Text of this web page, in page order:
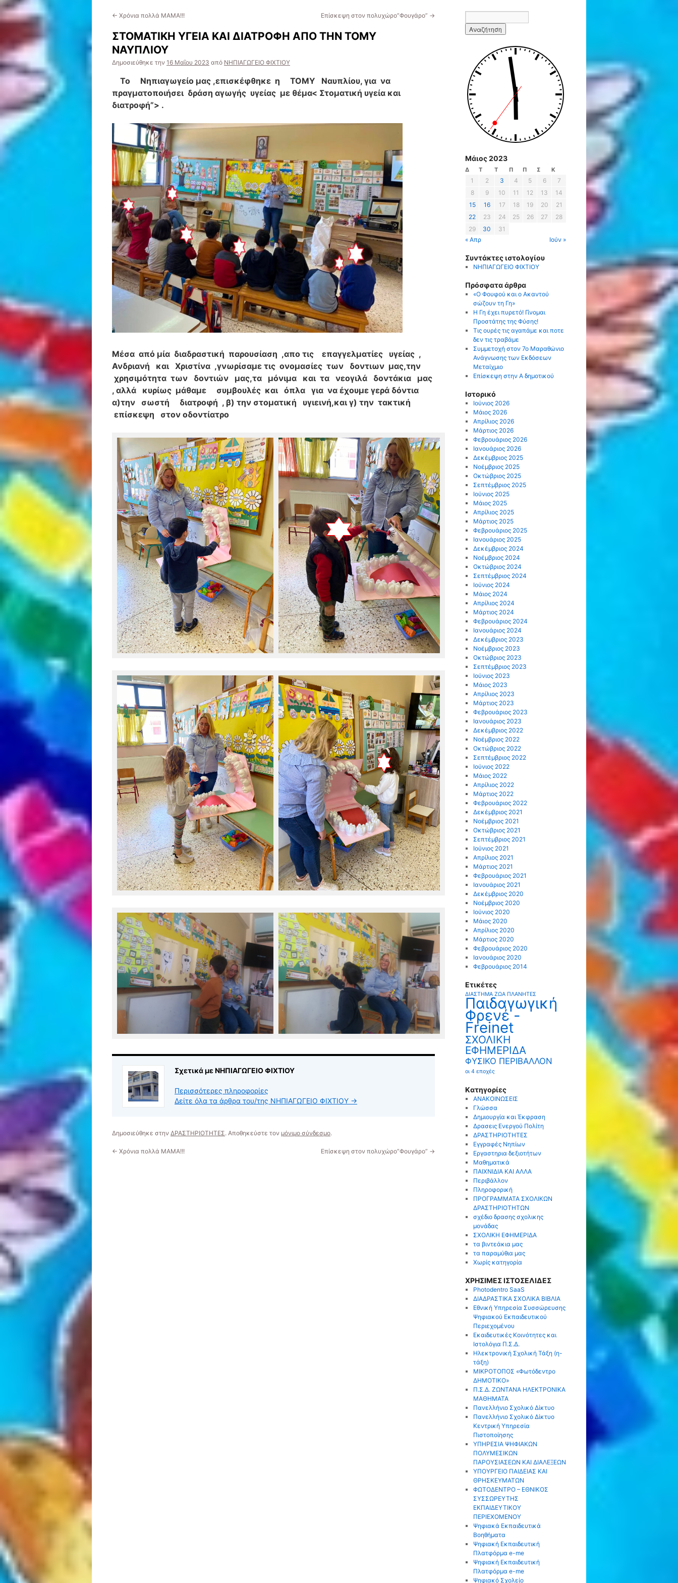
← Χρόνια πολλά ΜΑΜΑ!!! Επίσκεψη στον πολυχώρο”Φουγάρο” →
ΣΤΟΜΑΤΙΚΗ ΥΓΕΙΑ ΚΑΙ ΔΙΑΤΡΟΦΗ ΑΠΟ ΤΗΝ ΤΟΜΥ
ΝΑΥΠΛΙΟΥ
Δημοσιεύθηκε την 16 Μαΐου 2023 από ΝΗΠΙΑΓΩΓΕΙΟ ΦΙΧΤΙΟΥ
Το Νηπιαγωγείο μας ,επισκέφθηκε η ΤΟΜΥ Ναυπλίου, για να
πραγματοποιήσει δράση αγωγής υγείας με θέμα< Στοματική υγεία και
διατροφή”> .
Μέσα από μία διαδραστική παρουσίαση ,απο τις επαγγελματίες υγείας ,
Ανδριανή και Χριστίνα ,γνωρίσαμε τις ονομασίες των δοντιων μας,την
χρησιμότητα των δοντιών μας,τα μόνιμα και τα νεογιλά δοντάκια μας
, αλλά κυρίως μάθαμε συμβουλές και όπλα για να έχουμε γερά δόντια
α)την σωστή διατροφή , β) την στοματική υγιεινή,και γ) την τακτική
επίσκεψη στον οδοντίατρο
Σχετικά με ΝΗΠΙΑΓΩΓΕΙΟ ΦΙΧΤΙΟΥ
Περισσότερες πληροφορίες
Δείτε όλα τα άρθρα του/της ΝΗΠΙΑΓΩΓΕΙΟ ΦΙΧΤΙΟΥ →
Δημοσιεύθηκε στην ΔΡΑΣΤΗΡΙΟΤΗΤΕΣ. Αποθηκεύστε τον μόνιμο σύνδεσμο.
← Χρόνια πολλά ΜΑΜΑ!!! Επίσκεψη στον πολυχώρο”Φουγάρο” →
Μάιος 2023
Δ Τ Τ Π Π Σ Κ
1 2 3 4 5 6
7
8
9 10 11 12 13
14
15
16 17 18 19 20
21
22
23 24 25 26 27
28
29
30
31
« Απρ
Ιούν »
Συντάκτες ιστολογίου
ΝΗΠΙΑΓΩΓΕΙΟ ΦΙΧΤΙΟΥ
Πρόσφατα άρθρα
«Ο Φουφού και ο Ακαντού
σώζουν τη Γη»
Η Γη έχει πυρετό! Γίνομαι
Προστάτης της Φύσης!
Tις ουρές τις αγαπάμε και ποτε
δεν τις τραβάμε
Συμμετοχή στον 7ο Μαραθώνιο
Ανάγνωσης των Εκδόσεων
Μεταίχμιο
Eπίσκεψη στην Α δημοτικού
Ιστορικό
Ιούνιος 2026
Μάιος 2026
Απρίλιος 2026
Μάρτιος 2026
Φεβρουάριος 2026
Ιανουάριος 2026
Δεκέμβριος 2025
Νοέμβριος 2025
Οκτώβριος 2025
Σεπτέμβριος 2025
Ιούνιος 2025
Μάιος 2025
Απρίλιος 2025
Μάρτιος 2025
Φεβρουάριος 2025
Ιανουάριος 2025
Δεκέμβριος 2024
Νοέμβριος 2024
Οκτώβριος 2024
Σεπτέμβριος 2024
Ιούνιος 2024
Μάιος 2024
Απρίλιος 2024
Μάρτιος 2024
Φεβρουάριος 2024
Ιανουάριος 2024
Δεκέμβριος 2023
Νοέμβριος 2023
Οκτώβριος 2023
Σεπτέμβριος 2023
Ιούνιος 2023
Μάιος 2023
Απρίλιος 2023
Μάρτιος 2023
Φεβρουάριος 2023
Ιανουάριος 2023
Δεκέμβριος 2022
Νοέμβριος 2022
Οκτώβριος 2022
Σεπτέμβριος 2022
Ιούνιος 2022
Μάιος 2022
Απρίλιος 2022
Μάρτιος 2022
Φεβρουάριος 2022
Δεκέμβριος 2021
Νοέμβριος 2021
Οκτώβριος 2021
Σεπτέμβριος 2021
Ιούνιος 2021
Απρίλιος 2021
Μάρτιος 2021
Φεβρουάριος 2021
Ιανουάριος 2021
Δεκέμβριος 2020
Νοέμβριος 2020
Ιούνιος 2020
Μάιος 2020
Απρίλιος 2020
Μάρτιος 2020
Φεβρουάριος 2020
Ιανουάριος 2020
Φεβρουάριος 2014
Ετικέτες
ΔΙΑΣΤΗΜΑ ΖΩΑ ΠΛΑΝΗΤΕΣ
Παιδαγωγική
Φρενέ -
Freinet
ΣΧΟΛΙΚΗ
ΕΦΗΜΕΡΙΔΑ
ΦΥΣΙΚΟ ΠΕΡΙΒΑΛΛΟΝ
οι 4 εποχές
Kατηγορίες
ΑΝΑΚΟΙΝΩΣΕΙΣ
Γλώσσα
Δημιουργία και Έκφραση
Δρασεις Ενεργού Πολίτη
ΔΡΑΣΤΗΡΙΟΤΗΤΕΣ
Εγγραφές Νηπίων
Εργαστηρια δεξιοτήτων
Μαθηματικά
ΠΑΙΧΝΙΔΙΑ ΚΑΙ ΑΛΛΑ
Περιβάλλον
Πληροφορική
ΠΡΟΓΡΑΜΜΑΤΑ ΣΧΟΛΙΚΩΝ
ΔΡΑΣΤΗΡΙΟΤΗΤΩΝ
σχέδιο δρασης σχολικης
μονάδας
ΣΧΟΛΙΚΗ ΕΦΗΜΕΡΙΔΑ
τα βιντεάκια μας
τα παραμύθια μας
Χωρίς κατηγορία
ΧΡΗΣΙΜΕΣ ΙΣΤΟΣΕΛΙΔΕΣ
Photodentro SaaS
ΔΙΑΔΡΑΣΤΙΚΑ ΣΧΟΛΙΚΑ ΒΙΒΛΙΑ
Εθνική Υπηρεσία Συσσώρευσης
Ψηφιακού Εκπαιδευτικού
Περιεχομένου
Εκαιδευτικές Κοινότητες και
Ιστολόγια Π.Σ.Δ.
Ηλεκτρονική Σχολική Τάξη (η-
τάξη)
ΜΙΚΡΟΤΟΠΟΣ «Φωτόδεντρο
ΔΗΜΟΤΙΚΟ»
Π.Σ.Δ. ΖΩΝΤΑΝΑ ΗΛΕΚΤΡΟΝΙΚΑ
ΜΑΘΗΜΑΤΑ
Πανελλήνιο Σχολικό Δίκτυο
Πανελλήνιο Σχολικό Δίκτυο
Κεντρική Υπηρεσία
Πιστοποίησης
ΥΠΗΡΕΣΙΑ ΨΗΦΙΑΚΩΝ
ΠΟΛΥΜΕΣΙΚΩΝ
ΠΑΡΟΥΣΙΑΣΕΩΝ ΚΑΙ ΔΙΑΛΕΞΕΩΝ
ΥΠΟΥΡΓΕΙΟ ΠΑΙΔΕΙΑΣ ΚΑΙ
ΘΡΗΣΚΕΥΜΑΤΩΝ
ΦΩΤΟΔΕΝΤΡΟ – ΕΘΝΙΚΟΣ
ΣΥΣΣΩΡΕΥΤΗΣ
ΕΚΠΑΙΔΕΥΤΙΚΟΥ
ΠΕΡΙΕΧΟΜΕΝΟΥ
Ψηφιακά Εκπαιδευτικά
Βοηθήματα
Ψηφιακή Εκπαιδευτική
Πλατφόρμα e-me
Ψηφιακή Εκπαιδευτική
Πλατφόρμα e-me
Ψηφιακό Σχολείο